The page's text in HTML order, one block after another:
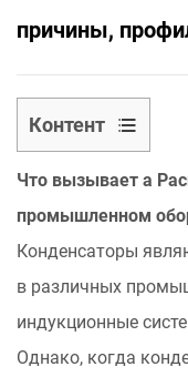
причины,
Контент
1
Что
вызывает
а
в
промышленном
Что вызывает а
промышленном
Конденсаторы
в различных
индукционные
Однако, когда